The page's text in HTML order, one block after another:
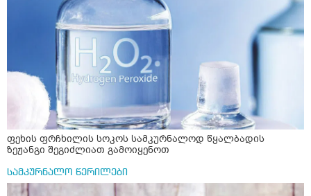
ფეხის ფრჩხილის სოკოს სამკურნალოდ წყალბადის
ზეჟანგი შეგიძლიათ გამოიყენოთ
სამკურნალო წერილები